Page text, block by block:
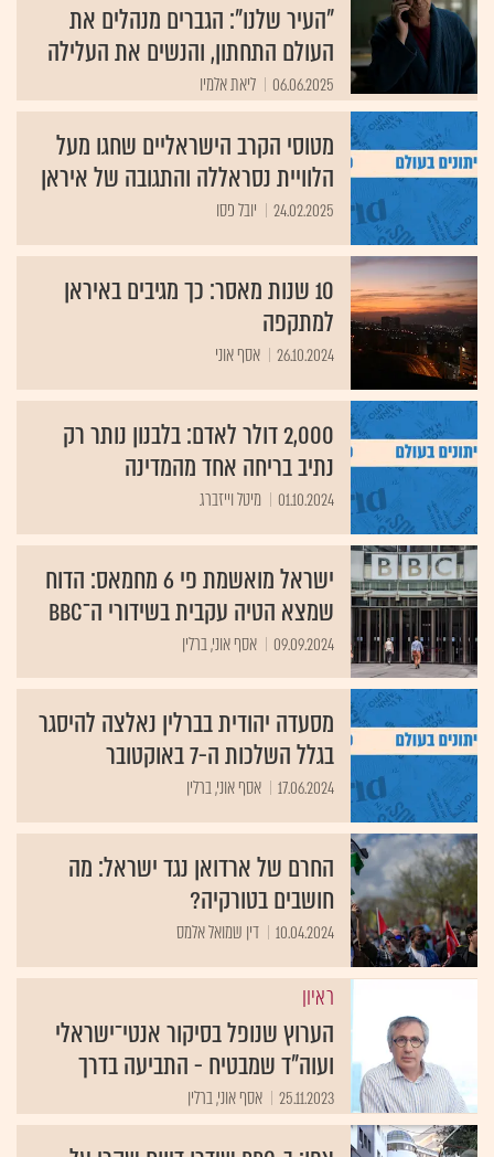
"העיר שלנו": הגברים מנהלים את
העולם התחתון, והנשים את העלילה
06.06.2025 ליאת אלמיו
מטוסי הקרב הישראליים שחגו מעל
הלוויית נסראללה והתגובה של איראן
24.02.2025 יובל פסו
10 שנות מאסר: כך מגיבים באיראן
למתקפה
26.10.2024 אסף אוני
2,000 דולר לאדם: בלבנון נותר רק
נתיב בריחה אחד מהמדינה
01.10.2024 מיטל וייזברג
ישראל מואשמת פי 6 מחמאס: הדוח
שמצא הטיה עקבית בשידורי ה־BBC
09.09.2024 אסף אוני, ברלין
מסעדה יהודית בברלין נאלצה להיסגר
בגלל השלכות ה-7 באוקטובר
17.06.2024 אסף אוני, ברלין
החרם של ארדואן נגד ישראל: מה
חושבים בטורקיה?
10.04.2024 דין שמואל אלמס
ראיון
הערוץ שנופל בסיקור אנטי־ישראלי
ועוה"ד שמבטיח - התביעה בדרך
25.11.2023 אסף אוני, ברלין